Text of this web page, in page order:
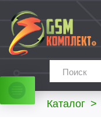
Каталог >